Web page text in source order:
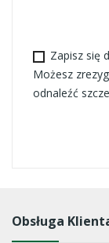
Zapisz się
Możesz
odnaleźć
Obsługa